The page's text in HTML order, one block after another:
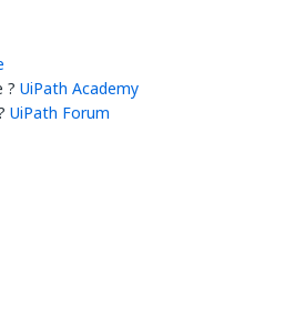
? UiPath Academy
UiPath Forum